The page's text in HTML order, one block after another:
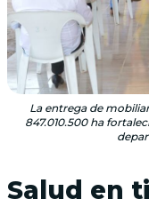
La entrega de
847.010.500 ha
Salud en